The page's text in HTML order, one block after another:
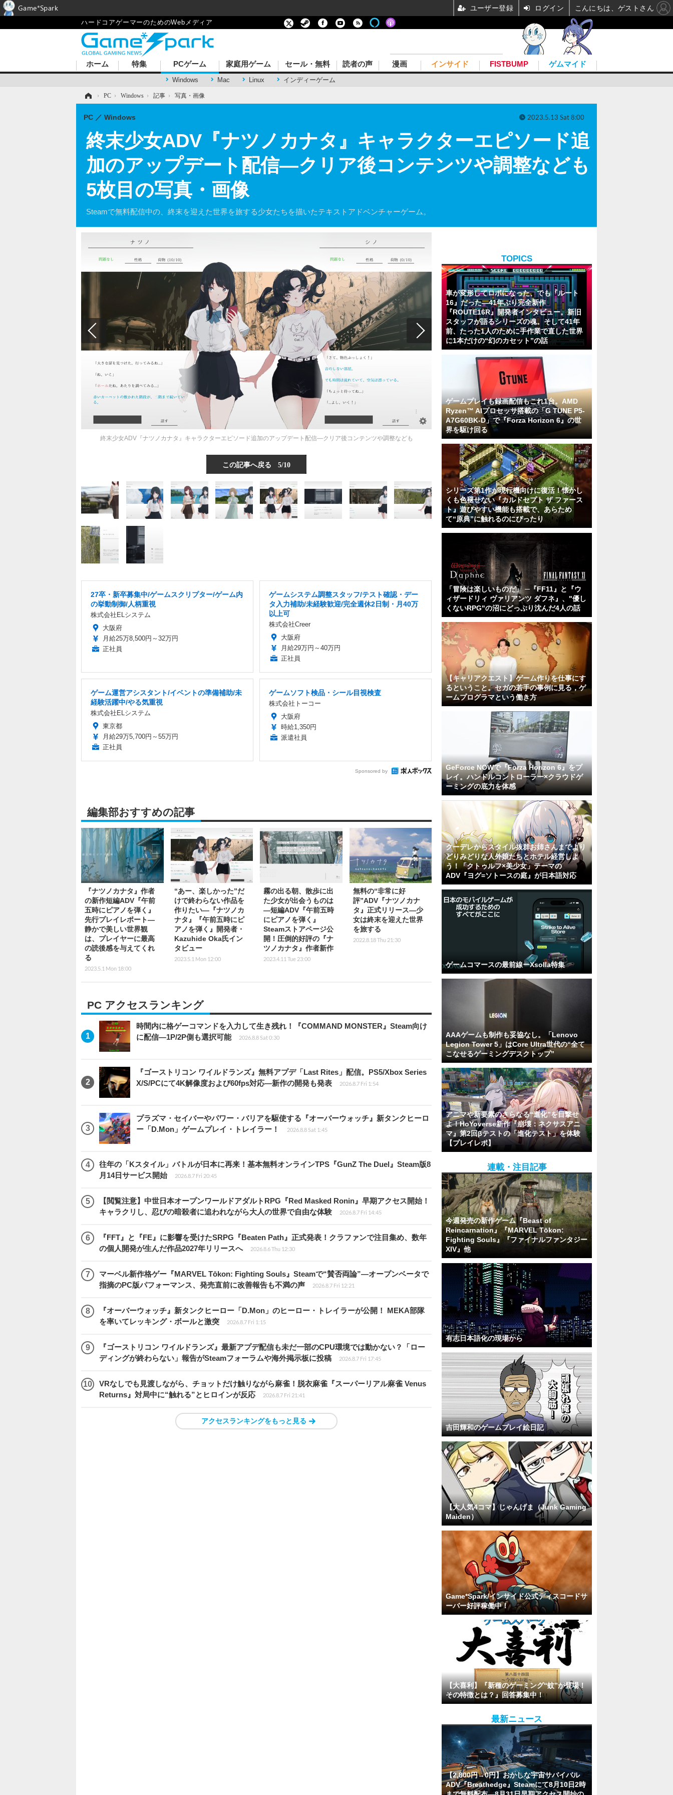
ハードコアゲーマーのためのWebメディア
ホーム 特集 PCゲーム
Windows Mac Linux インディーゲーム
家庭用ゲーム セール・無料 読者の声 漫画 インサイド FISTBUMP ゲムマイド
› PC › Windows › 記事 › 写真・画像
終末少女ADV『ナツノカナタ』キャラクターエピソード追
加のアップデート配信―クリア後コンテンツや調整なども
5枚目の写真・画像
Steamで無料配信中の、終末を迎えた世界を旅する少女たちを描いたテキストアドベンチャーゲーム。
PC Windows 2023.5.13 Sat 8:00
終末少女ADV『ナツノカナタ』キャラクターエピソード追加のアップデート配信―クリア後コンテンツや調整なども
この記事へ戻る 5/10
27卒・新卒募集中/ゲームスクリプター/ゲーム内
の挙動制御/人柄重視
株式会社ELシステム
大阪府
月給25万8,500円～32万円
正社員
ゲームシステム調整スタッフ/テスト確認・デー
タ入力補助/未経験歓迎/完全週休2日制・月40万
以上可
株式会社Creer
大阪府
月給29万円～40万円
正社員
ゲーム運営アシスタント/イベントの準備補助/未
経験活躍中/やる気重視
株式会社ELシステム
東京都
月給29万5,700円～55万円
正社員
ゲームソフト検品・シール目視検査
株式会社トーコー
大阪府
時給1,350円
派遣社員
Sponsored by
編集部おすすめの記事
『ナツノカナタ』作者
の新作短編ADV『午前
五時にピアノを弾く』
先行プレイレポート―
静かで美しい世界観
は、プレイヤーに最高
の読後感を与えてくれ
る
2023.5.1 Mon 18:00
“あー、楽しかった”だ
けで終わらない作品を
作りたい―『ナツノカ
ナタ』『午前五時にピ
アノを弾く』開発者・
Kazuhide Oka氏イン
タビュー
2023.5.1 Mon 12:00
霧の出る朝、散歩に出
た少女が出会うものは
―短編ADV『午前五時
にピアノを弾く』
Steamストアページ公
開！圧倒的好評の『ナ
ツノカナタ』作者新作
2023.4.11 Tue 23:00
無料の“非常に好
評”ADV『ナツノカナ
タ』正式リリース―少
女は終末を迎えた世界
を旅する
2022.8.18 Thu 21:30
PC アクセスランキング
時間内に格ゲーコマンドを入力して生き残れ！『COMMAND MONSTER』Steam向け
に配信―1P/2P側も選択可能
2026.8.8 Sat 0:30
『ゴーストリコン ワイルドランズ』無料アプデ「Last Rites」配信。PS5/Xbox Series
X/S/PCにて4K解像度および60fps対応―新作の開発も発表
2026.8.7 Fri 1:54
プラズマ・セイバーやパワー・バリアを駆使する『オーバーウォッチ』新タンクヒーロ
ー「D.Mon」ゲームプレイ・トレイラー！
2026.8.8 Sat 1:45
往年の「Kスタイル」バトルが日本に再来！基本無料オンラインTPS『GunZ The Duel』Steam版8
月14日サービス開始
2026.8.7 Fri 20:45
【閲覧注意】中世日本オープンワールドアダルトRPG『Red Masked Ronin』早期アクセス開始！
キャラクリし、忍びの暗殺者に追われながら大人の世界で自由な体験
2026.8.7 Fri 14:45
『FFT』と『FE』に影響を受けたSRPG『Beaten Path』正式発表！クラファンで注目集め、数年
の個人開発が生んだ作品2027年リリースへ
2026.8.6 Thu 12:30
マーベル新作格ゲー『MARVEL Tōkon: Fighting Souls』Steamで“賛否両論”―オープンベータで
指摘のPC版パフォーマンス、発売直前に改善報告も不満の声
2026.8.7 Fri 12:21
『オーバーウォッチ』新タンクヒーロー「D.Mon」のヒーロー・トレイラーが公開！ MEKA部隊
を率いてレッキング・ボールと激突
2026.8.7 Fri 1:15
『ゴーストリコン ワイルドランズ』最新アプデ配信も未だ一部のCPU環境では動かない？「ロー
ディングが終わらない」報告がSteamフォーラムや海外掲示板に投稿
2026.8.7 Fri 17:45
VRなしでも見渡しながら、チョットだけ触りながら麻雀！脱衣麻雀『スーパーリアル麻雀 Venus
Returns』対局中に“触れる”とヒロインが反応
2026.8.7 Fri 21:41
アクセスランキングをもっと見る
TOPICS
車が変形してロボになった、でも『ルート
16』だった―41年ぶり完全新作
『ROUTE16R』開発者インタビュー。新旧
スタッフが語るシリーズの魂。そして41年
前、たった1人のために手作業で直した世界
に1本だけの“幻のカセット”の話
ゲームプレイも録画配信もこれ1台。AMD
Ryzen™ AIプロセッサ搭載の「G TUNE P5-
A7G60BK-D」で『Forza Horizon 6』の世
界を駆け回る
シリーズ第1作が現行機向けに復活！懐かし
くも色褪せない『カルドセプト ザ ファース
ト』遊びやすい機能も搭載で、あらため
て“原典”に触れるのにぴったり
「冒険は楽しいものだ」 ─『FF11』と『ウ
ィザードリィ ヴァリアンツ ダフネ』、"優し
くないRPG"の沼にどっぷり沈んだ4人の話
【キャリアクエスト】ゲーム作りを仕事にす
るということ。セガの若手の事例に見る，ゲ
ームプログラマという働き方
GeForce NOWで『Forza Horizon 6』をプ
レイ。ハンドルコントローラー×クラウドゲ
ーミングの底力を体感
クーデレからスタイル抜群お姉さんまでより
どりみどりな人外娘たちとホテル経営しよ
う！「クトゥルフ×美少女」テーマの
ADV『ヨグ=ソトースの庭』が日本語対応
ゲームコマースの最前線ーXsolla特集
AAAゲームも制作も妥協なし。「Lenovo
Legion Tower 5」はCore Ultra世代の“全て
こなせるゲーミングデスクトップ”
アニマや新要素のさらなる“進化”を目撃せ
よ！HoYoverse新作『崩壊：ネクサスアニ
マ』第2回βテストの「進化テスト」を体験
【プレイレポ】
連載・注目記事
今週発売の新作ゲーム『Beast of
Reincarnation』『MARVEL Tōkon:
Fighting Souls』『ファイナルファンタジー
XIV』他
有志日本語化の現場から
吉田輝和のゲームプレイ絵日記
【大人気4コマ】じゃんげま（Junk Gaming
Maiden）
Game*Spark/インサイド公式ディスコードサ
ーバー好評稼働中！
【大喜利】『新種のゲーミング“蚊”が登場！
その特徴とは？』回答募集中！
最新ニュース
【2,800円→0円】おかしな宇宙サバイバル
ADV『Breathedge』Steamにて8月10日2時
Game*Spark ユーザー登録 ログイン こんにちは、ゲストさん